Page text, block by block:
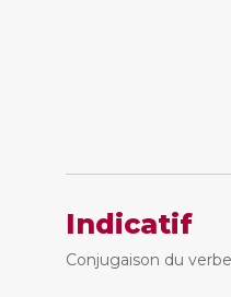
Indicatif
Conjugaison du